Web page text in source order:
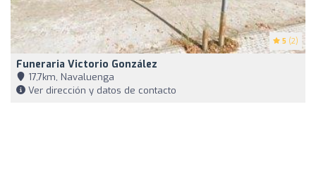
5 (2)
Funeraria Victorio González
17,7km, Navaluenga
Ver dirección y datos de contacto